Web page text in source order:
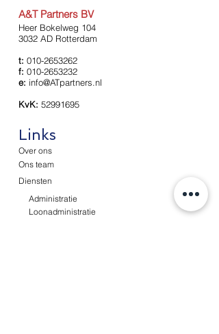
A&T Partners BV
Heer Bokelweg 104
3032 AD Rotterdam
t: 010-2653262
f: 010-2653232
e: info@ATpartners.nl
KvK: 52991695
Links
Over ons
Ons team
Diensten
Administratie
Loonadministratie